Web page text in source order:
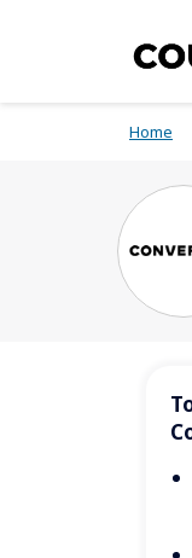
Home